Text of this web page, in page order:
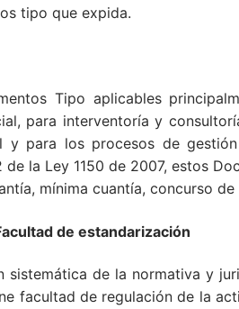
tipo que expida.
Tipo aplicables
para interventoría y
y para los procesos de
la Ley 1150 de 2007, estos
mínima cuantía, concurso
de estandarización
de la normativa y
facultad de regulación de la